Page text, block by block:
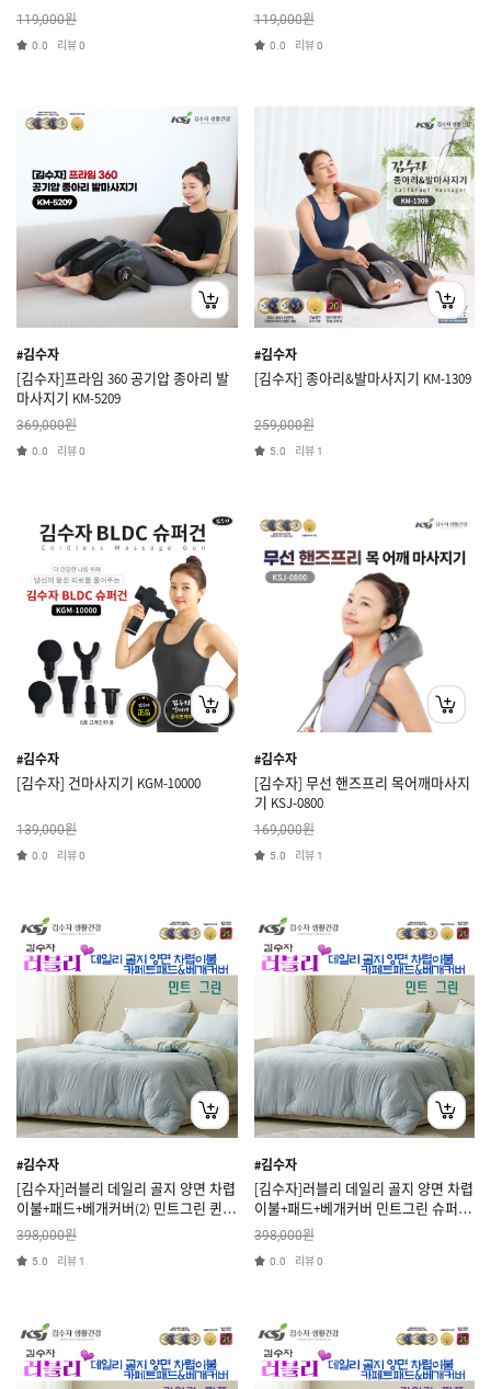
119,000원
0.0 리뷰0
119,000원
0.0 리뷰0
#김수자
[김수자]프라임 360 공기압 종아리 발
마사지기 KM-5209
369,000원
0.0 리뷰0
#김수자
[김수자] 종아리&발마사지기 KM-1309
259,000원
5.0 리뷰 1
#김수자
[김수자] 건마사지기 KGM-10000
139,000원
0.0 리뷰0
#김수자
[김수자] 무선 핸즈프리 목어깨마사지
기 KSJ-0800
169,000원
5.0 리뷰 1
#김수자
[김수자]러블리 데일리 골지 양면 차렵
이불+패드+베개커버(2) 민트그린 퀸 3
종세트
398,000원
5.0 리뷰 1
#김수자
[김수자]러블리 데일리 골지 양면 차렵
이불+패드+베개커버 민트그린 슈퍼싱
글 3종세트
398,000원
0.0 리뷰0